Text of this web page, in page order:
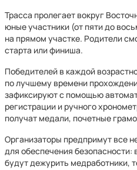
Трасса пролегает вокруг
юные участники (от пяти до
на прямом участке. Родители
старта или финиша.
Победителей в каждой
по лучшему времени
зафиксируют с помощью
регистрации и ручного
получат медали, почетные
Организаторы предпримут все
для обеспечения
будут дежурить медработники,